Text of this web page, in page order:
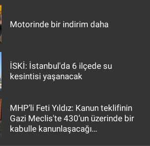
Motorinde bir indirim daha
İSKİ: İstanbul'da 6 ilçede su
kesintisi yaşanacak
MHP’li Feti Yıldız: Kanun teklifinin
Gazi Meclis'te 430’un üzerinde bir
kabulle kanunlaşacağı